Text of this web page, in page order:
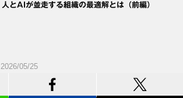
人とAIが並走する組織の最適解とは（前編）
2026/05/25
Hakuhodo DY ONE 広告技術研究所レポート
Vol.2 酷暑テックで挑む、気候変動への「適応」